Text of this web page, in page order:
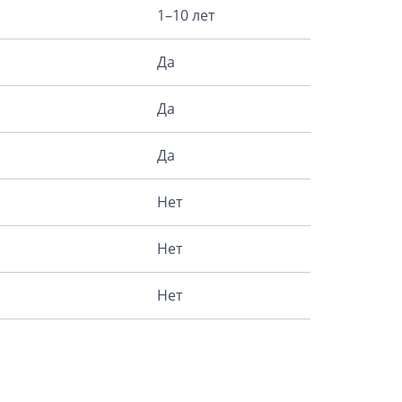
1–10 лет
Да
Да
Да
Нет
Нет
Нет